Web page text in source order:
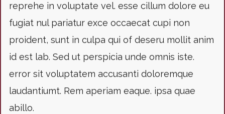
reprehe in voluptate vel. esse cillum dolore eu
fugiat nul pariatur exce occaecat cupi non
proident, sunt in culpa qui of deseru mollit anim
id est lab. Sed ut perspicia unde omnis iste.
error sit voluptatem accusanti doloremque
laudantiumt. Rem aperiam eaque. ipsa quae
abillo.